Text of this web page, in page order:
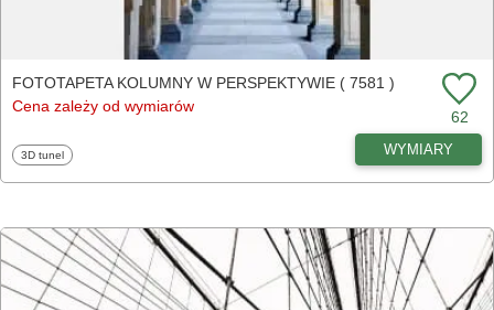
FOTOTAPETA KOLUMNY W PERSPEKTYWIE ( 7581 )
Cena zależy od wymiarów
62
Fototapety
3D tunel WYMIARY